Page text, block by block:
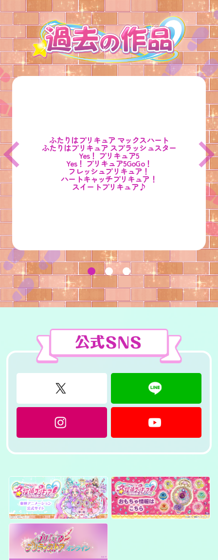
ふたりはプリキュア マックスハート
ふたりはプリキュアスプラッシュスター
Yes！ プリキュア5
Yes！ プリキュア5GoGo！
フレッシュプリキュア！
ハートキャッチプリキュア！
スイートプリキュア♪
スマイルプリキュア！
ドキドキ！プリキュア
ハピネスチャージプリキュア！
Go！プリンセスプリキュア
魔法つかいプリキュア！
キラキラ☆プリキュア アラモード
ＨＵＧっと！プリキュア
スター☆トゥインクルプリキュア
ヒーリングっど♥プリキュア
トロピカル～ジュ！プリキュア
デリシャスパーティ♡プリキュア
ひろがるスカイ！プリキュア
わんだふるぷりきゅあ！
キミとアイドルプリキュア♪